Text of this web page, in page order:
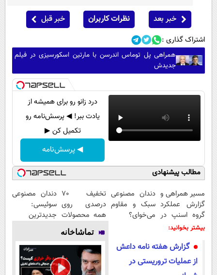
خبر بعد نظرات کاربران خبر قبل
اشتراک گذاری :
همراهی پل توماس اندرسن با مارتین اسکورسیزی در فیلم
جدیدش
درد زانو رو برای همیشه از
یادت ببر! ◀ پرسش‌نامه رو
تکمیل کن ▶
◀ پرسش‌نامه
مطالب پیشنهادی
مسیر همراهی و
گزارش عملکرد
گروه اسنپ در
۱۴۰۴
دندان مصنوعی
سبک و مقاوم
می‌خوای؟
داریم!😍 | 📍
تهران
تخفیف 70
درصدی روی
همه محصولات
مونو چرم
دندان مصنوعی
سوئیسی:
جدیدترین
پرداخت قسطی
بیشتر بخوانید:
گزارش هفته نامه داعش
از عملیات تروریستی در
تماشاخانه